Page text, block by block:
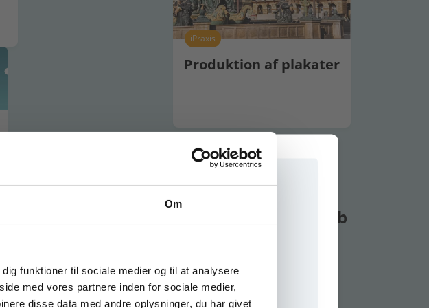
Om
funktioner til sociale medier og til at analysere
med vores partnere inden for sociale medier,
disse data med andre oplysninger, du har givet
iPraxis
Produktion af plakater
ANVEND
1 undervisningforløb
Tilgå dine onlinematerialer